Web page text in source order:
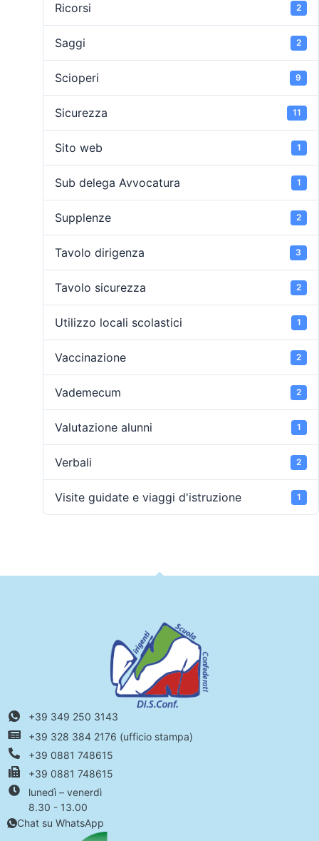
Ricorsi 2
Saggi 2
Scioperi 9
Sicurezza 11
Sito web 1
Sub delega Avvocatura 1
Supplenze 2
Tavolo dirigenza 3
Tavolo sicurezza 2
Utilizzo locali scolastici 1
Vaccinazione 2
Vademecum 2
Valutazione alunni 1
Verbali 2
Visite guidate e viaggi d'istruzione 1
+39 349 250 3143
+39 328 384 2176 (ufficio stampa)
+39 0881 748615
+39 0881 748615
lunedì – venerdì
8.30 - 13.00
Chat su WhatsApp